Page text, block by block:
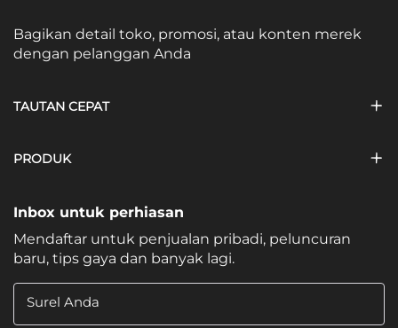
Bagikan detail toko, promosi, atau konten merek
dengan pelanggan Anda
TAUTAN CEPAT
PRODUK
Inbox untuk perhiasan
Mendaftar untuk penjualan pribadi, peluncuran
baru, tips gaya dan banyak lagi.
Surel Anda